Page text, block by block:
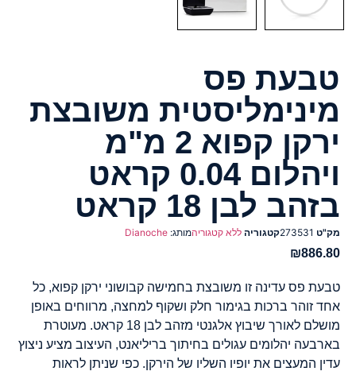
טבעת פס
מינימליסטית משובצת
ירקן קפוא 2 מ"מ
ויהלום 0.04 קראט
בזהב לבן 18 קראט
מק"ט 273531קטגוריה ללא קטגוריהמותג: Dianoche
₪886.80
טבעת פס עדינה זו משובצת בחמישה קבושוני ירקן קפוא, כל
אחד זוהר ברכות בגימור חלק ושקוף למחצה, מרווחים באופן
מושלם לאורך שיבוץ אלגנטי מזהב לבן 18 קראט. מעוטרת
בארבעה יהלומים עגולים בחיתוך בריליאנט, העיצוב מציע ניצוץ
עדין המעצים את יופיו השליו של הירקן. כפי שניתן לראות